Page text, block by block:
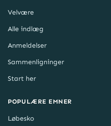
Velvære
Alle indlæg
Anmeldelser
Sammenligninger
Start her
POPULÆRE EMNER
Løbesko